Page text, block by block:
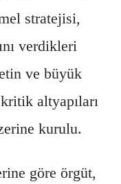
stratejisi,
verdikleri
ve büyük
altyapıları
kurulu.
göre örgüt,